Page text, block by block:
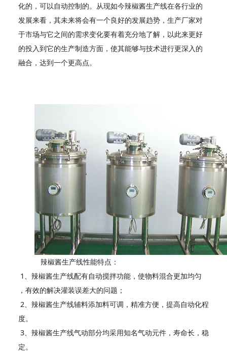
化的，可以自动控制的。从现如今辣椒酱生产线在各行业的
发展来看，其未来将会有一个良好的发展趋势，生产厂家对
于市场与它之间的需求变化要有着充分地了解，以此来更好
的投入到它的生产制造方面，使其能够与技术进行更深入的
融合，达到一个更高点。
辣椒酱生产线性能特点：
1、辣椒酱生产线配有自动搅拌功能，使物料混合更加均匀
，有效的解决灌装误差大的问题；
2、辣椒酱生产线辅料添加料可调，精准方便，提高自动化程
度。
3、辣椒酱生产线气动部分均采用知名气动元件，寿命长，稳
定。